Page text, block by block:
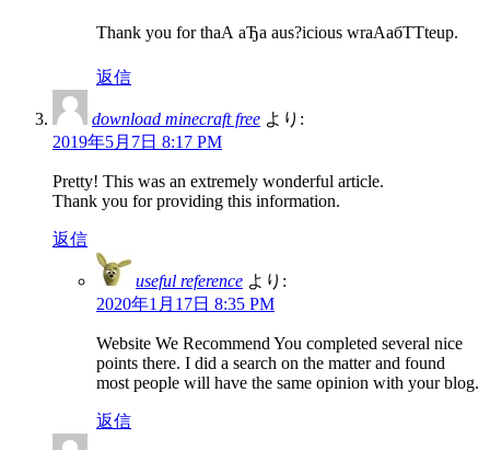
Thank you for thаА аЂа aus?icious wrаАабТТteup.
返信
download minecraft free より:
2019年5月7日 8:17 PM
Pretty! This was an extremely wonderful article.
Thank you for providing this information.
返信
useful reference より:
2020年1月17日 8:35 PM
Website We Recommend You completed several nice
points there. I did a search on the matter and found
most people will have the same opinion with your blog.
返信